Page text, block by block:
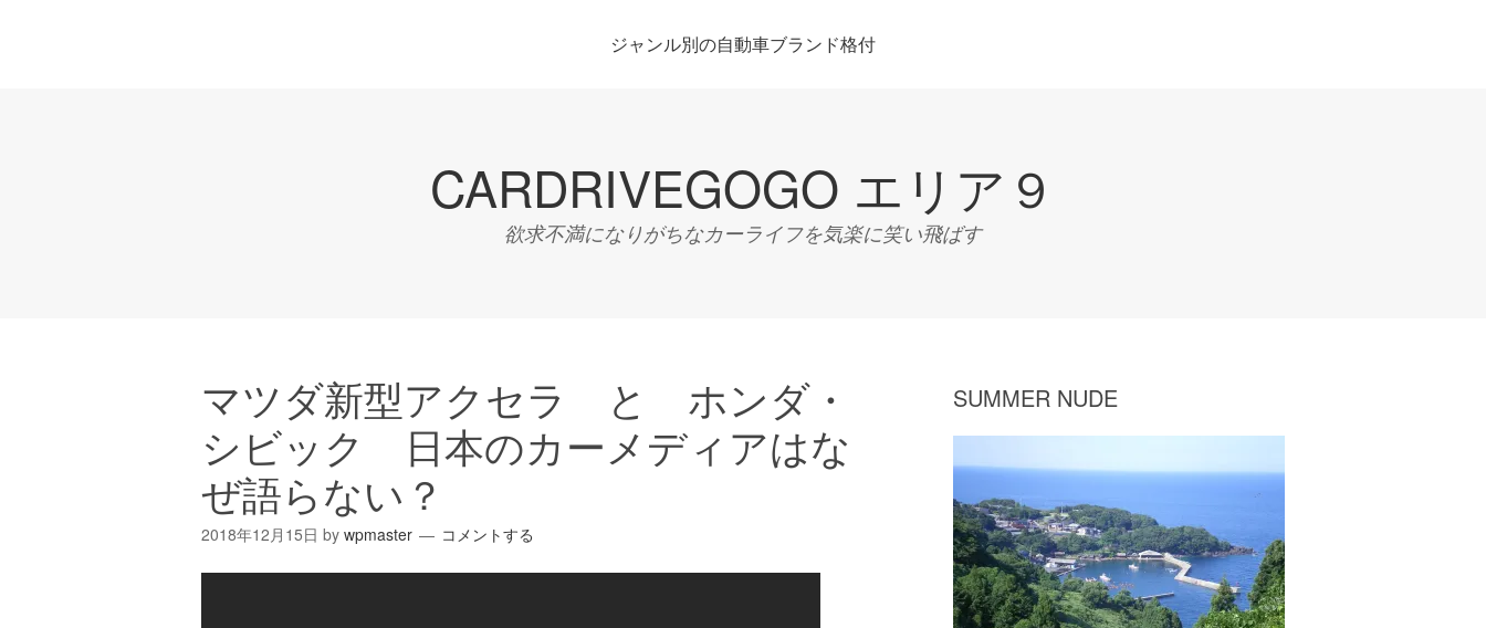
ジャンル別の自動車ブランド格付
CARDRIVEGOGO エリア９
欲求不満になりがちなカーライフを気楽に笑い飛ばす
マツダ新型アクセラ と ホンダ・
シビック 日本のカーメディアはな
ぜ語らない？
2018年12月15日 by wpmaster コメントする
SUMMER NUDE